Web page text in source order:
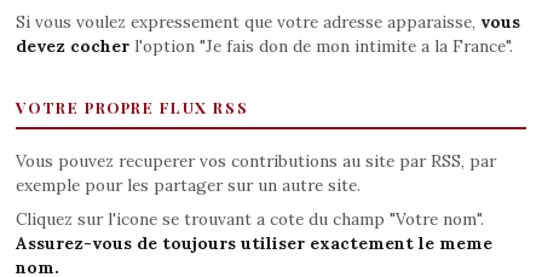
Si vous voulez expressement que votre adresse apparaisse, vous
devez cocherl'option "Je fais don de mon intimite a la France".
VOTRE PROPRE FLUX RSS
Vous pouvez recuperer vos contributions au site par RSS, par
exemple pour les partager sur un autre site.
Cliquez sur l'icone se trouvant a cote du champ "Votre nom".
Assurez-vous de toujours utiliser exactement le meme
nom.